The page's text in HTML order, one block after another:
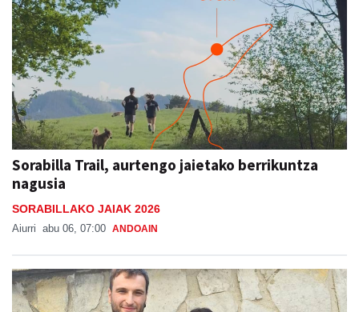
Sorabilla Trail, aurtengo jaietako berrikuntza
nagusia
SORABILLAKO JAIAK 2026
Aiurri abu 06, 07:00 ANDOAIN